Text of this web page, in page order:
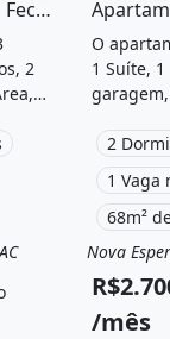
Alugo Casa em Condomínio Fechado
2
e
por
O
1 Suíte,
Piscina,
Sol da
Quadra
Spa,
em Nova
para
2
1 Vaga
68m²
Aluguel
Nova
/mês